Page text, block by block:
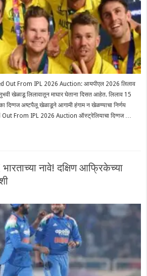
Out From IPL 2026 Auction: आयपीएल 2026 लिलाव
खेळाडू लिलावातून माघार घेताना दिसत आहेत. लिलाव 15
दिग्गज अष्टपैलू खेळाडूने आगामी हंगाम न खेळण्याचा निर्णय
From IPL 2026 Auction ऑस्ट्रेलियाचा दिग्गज …
नावे! दक्षिण आफ्रिकेच्या